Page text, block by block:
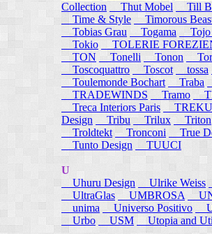
Collection
Thut Mobel
Till
Time & Style
Timorous
Tobias Grau
Togama Tojo
Tokio
TOLERIE
TON
Tonelli Tonon
Toscoquattro
Toscot tossa
Toulemonde Bochart
Traba
TRADEWINDS
Tramo
Treca Interiors Paris
TREKU
Design
Tribu Trilux Triton
Troldtekt Tronconi True
Tunto Design
TUUCI
U
Uhuru Design
Ulrike Weiss
UltraGlas
UMBROSA
unima
Universo Positivo
Urbo
USM Utopia and